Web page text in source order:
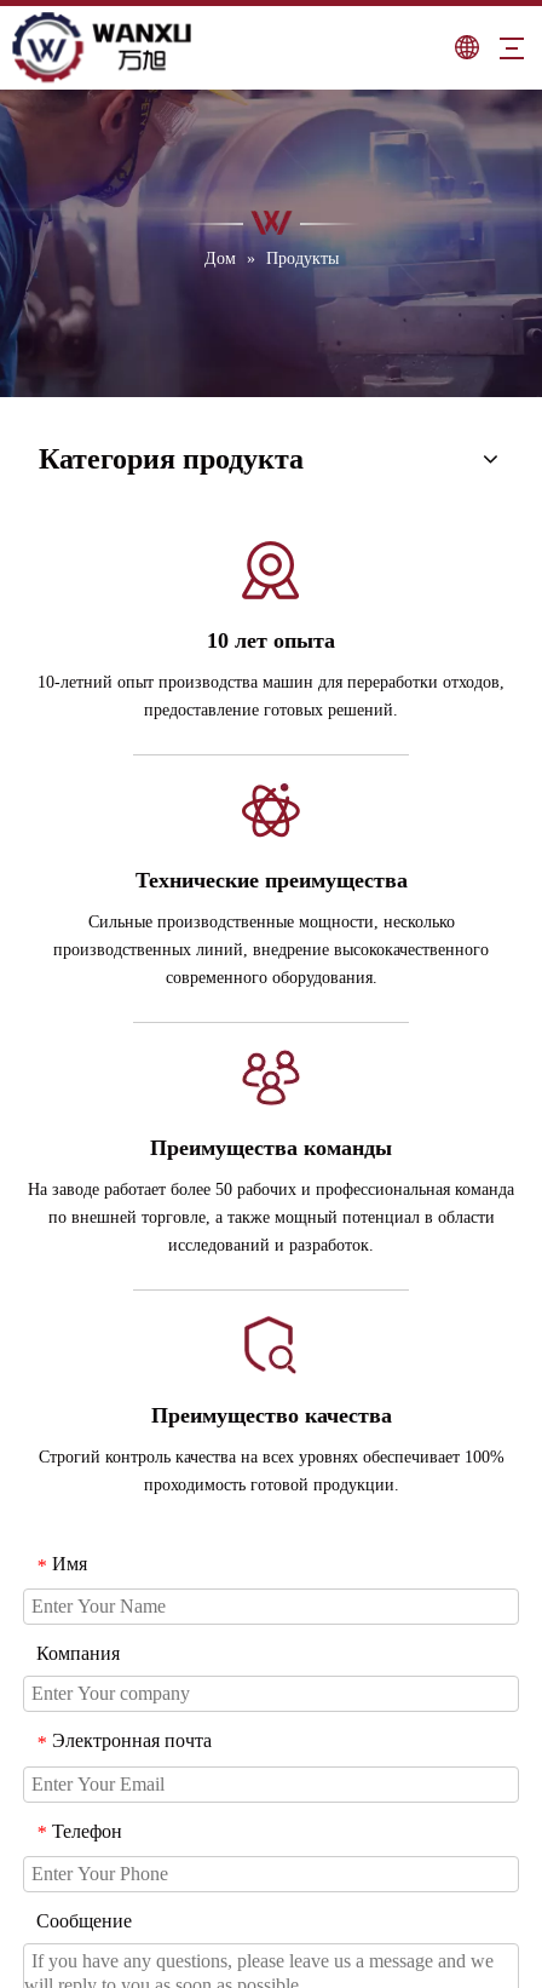
Дом » Продукты
Категория продукта
10 лет опыта
10-летний опыт производства машин для переработки отходов,
предоставление готовых решений.
Технические преимущества
Сильные производственные мощности, несколько
производственных линий, внедрение высококачественного
современного оборудования.
Преимущества команды
На заводе работает более 50 рабочих и профессиональная команда
по внешней торговле, а также мощный потенциал в области
исследований и разработок.
Преимущество качества
Строгий контроль качества на всех уровнях обеспечивает 100%
проходимость готовой продукции.
* Имя
Компания
* Электронная почта
* Телефон
Сообщение